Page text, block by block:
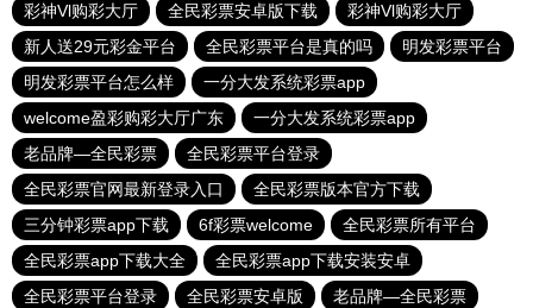
彩神Vl购彩大厅
全民彩票安卓版下载
彩神Vl购彩大厅
新人送29元彩金平台
全民彩票平台是真的吗
明发彩票平台
明发彩票平台怎么样
一分大发系统彩票app
welcome盈彩购彩大厅广东
一分大发系统彩票app
老品牌—全民彩票
全民彩票平台登录
全民彩票官网最新登录入口
全民彩票版本官方下载
三分钟彩票app下载
6f彩票welcome
全民彩票所有平台
全民彩票app下载大全
全民彩票app下载安装安卓
全民彩票平台登录
全民彩票安卓版
老品牌—全民彩票